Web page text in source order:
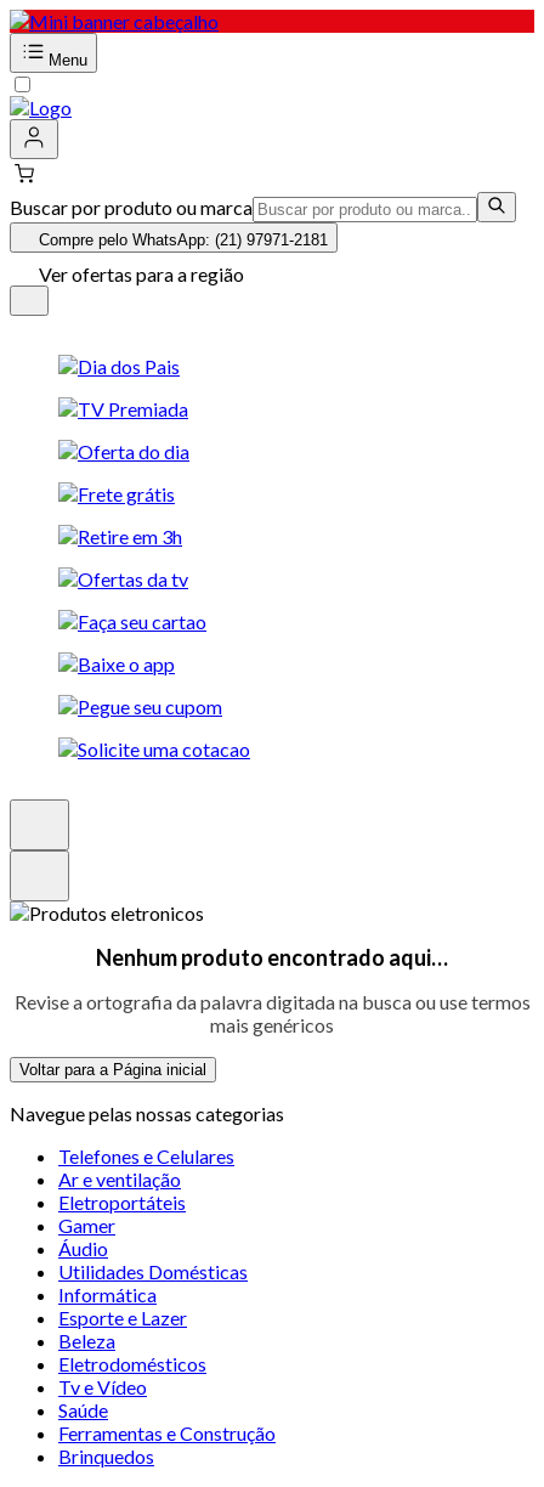
Menu
Buscar por produto ou marca
Compre pelo WhatsApp: (21) 97971-2181
Ver ofertas para a região
Nenhum produto encontrado aqui…
Revise a ortografia da palavra digitada na busca ou use termos
mais genéricos
Voltar para a Página inicial
Navegue pelas nossas categorias
Telefones e Celulares
Ar e ventilação
Eletroportáteis
Gamer
Áudio
Utilidades Domésticas
Informática
Esporte e Lazer
Beleza
Eletrodomésticos
Tv e Vídeo
Saúde
Ferramentas e Construção
Brinquedos